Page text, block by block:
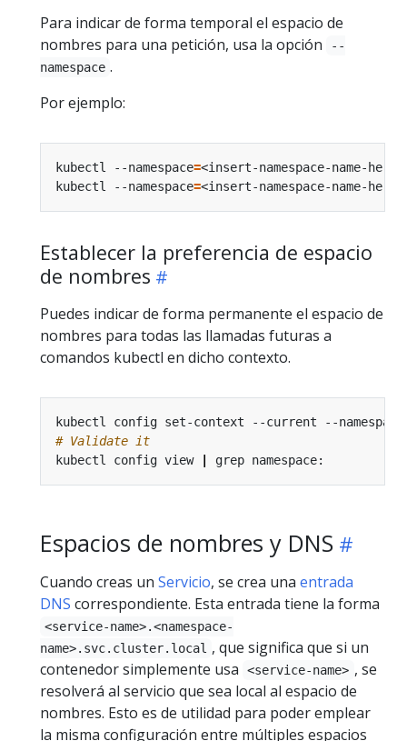
Para indicar de forma temporal el espacio de
nombres para una petición, usa la opción
--
namespace .
Por ejemplo:
kubectl --namespace=<insert-namespace-name-
kubectl --namespace=
Establecer la preferencia de espacio
de nombres
Puedes indicar de forma permanente el espacio de
nombres para todas las llamadas futuras a
comandos kubectl en dicho contexto.
kubectl config set-context --current --namespace
# Validate it
kubectl config view
Espacios de nombres y DNS
Cuando creas un Servicio, se crea una entrada
DNS correspondiente. Esta entrada tiene la forma
<service-name>.<namespace-
name>.svc.cluster.local , que significa que si un
contenedor simplemente usa
<service-name> , se
resolverá al servicio que sea local al espacio de
nombres. Esto es de utilidad para poder emplear
la misma configuración entre múltiples espacios